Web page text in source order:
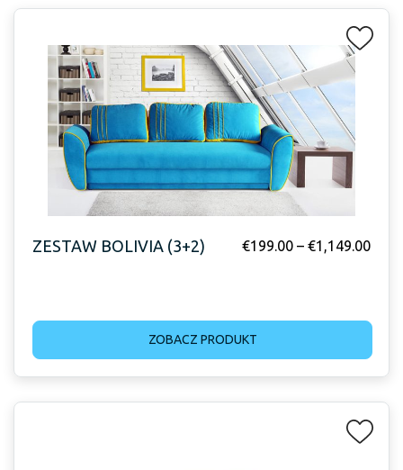
ZESTAW BOLIVIA (3+2) €199.00 – €1,149.00
ZOBACZ PRODUKT